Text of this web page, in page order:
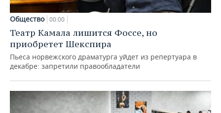
Общество 00:00
Театр Камала лишится Фоссе, но
приобретет Шекспира
Пьеса норвежского драматурга уйдет из репертуара в
декабре: запретили правообладатели